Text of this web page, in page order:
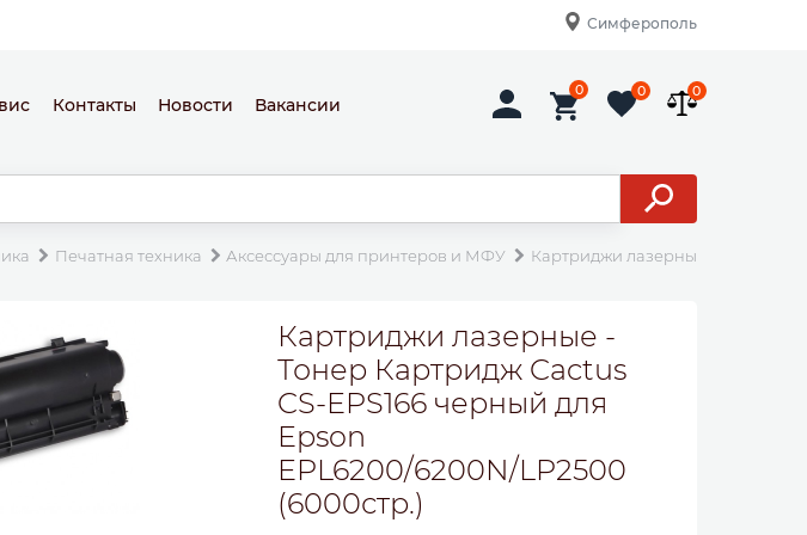
Симферополь
Контакты Новости Вакансии
0 0 0
Печатная техника Аксессуары для принтеров и МФУ Картриджи лазерные
Картриджи лазерные -
Тонер Картридж Cactus
CS-EPS166 черный для
Epson
EPL6200/6200N/LP2500
(6000стр.)